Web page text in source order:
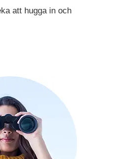
att hugga in och